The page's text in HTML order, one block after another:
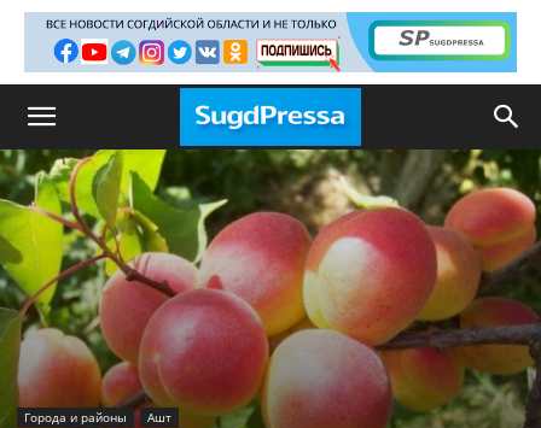
Города и районы Ашт